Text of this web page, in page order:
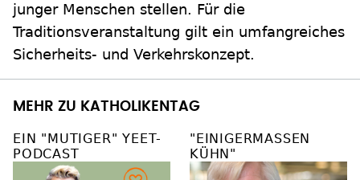
junger Menschen stellen. Für die
Traditionsveranstaltung gilt ein umfangreiches
Sicherheits- und Verkehrskonzept.
MEHR ZU KATHOLIKENTAG
EIN "MUTIGER" YEET-
PODCAST
"EINIGERMASSEN K
ÜHN"